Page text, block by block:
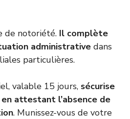
de notoriété. Il complète
administrative dans
particulières.
valable 15 jours, sécurise
attestant l’absence de
. Munissez-vous de votre